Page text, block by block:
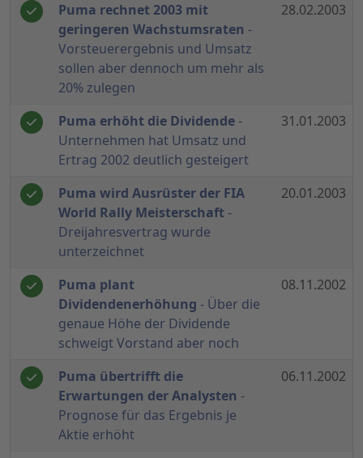
Puma rechnet 2003 mit
geringeren Wachstumsraten -
Vorsteuerergebnis und Umsatz
sollen aber dennoch um mehr als
20% zulegen
28.02.2003
Puma erhöht die Dividende-
Unternehmen hat Umsatz und
Ertrag 2002 deutlich gesteigert
31.01.2003
Puma wird Ausrüster der FIA
World Rally Meisterschaft -
Dreijahresvertrag wurde
unterzeichnet
20.01.2003
Puma plant
Dividendenerhöhung - Über die
genaue Höhe der Dividende
schweigt Vorstand aber noch
08.11.2002
Puma übertrifft die
Erwartungen der Analysten -
Prognose für das Ergebnis je
Aktie erhöht
06.11.2002